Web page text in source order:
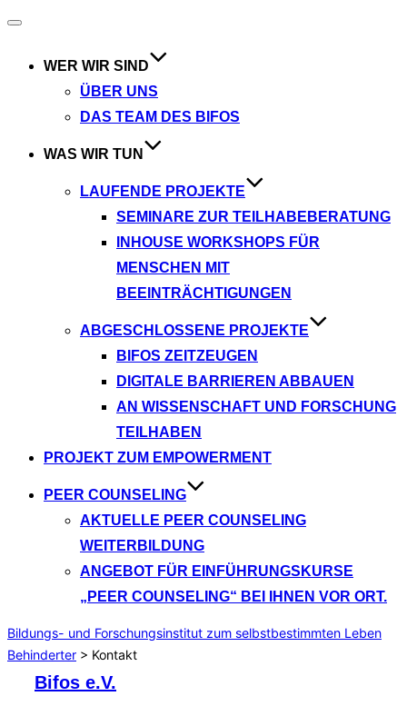
Navigation
WER WIR SIND
ÜBER UNS
DAS TEAM DES BIFOS
WAS WIR TUN
LAUFENDE PROJEKTE
SEMINARE ZUR TEILHABEBERATUNG
INHOUSE WORKSHOPS FÜR
MENSCHEN MIT
BEEINTRÄCHTIGUNGEN
ABGESCHLOSSENE PROJEKTE
BIFOS ZEITZEUGEN
DIGITALE BARRIEREN ABBAUEN
AN WISSENSCHAFT UND FORSCHUNG
TEILHABEN
PROJEKT ZUM EMPOWERMENT
PEER COUNSELING
AKTUELLE PEER COUNSELING
WEITERBILDUNG
ANGEBOT FÜR EINFÜHRUNGSKURSE
„PEER COUNSELING“ BEI IHNEN VOR ORT.
Bildungs- und Forschungsinstitut zum selbstbestimmten Leben
Behinderter > Kontakt
Bifos e.V.